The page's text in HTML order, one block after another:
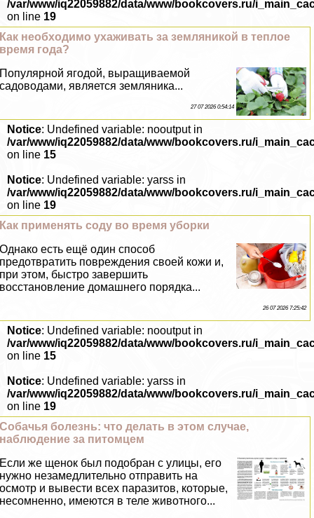
/var/www/iq22059882/data/www/bookcovers.ru/
on line 19
Как необходимо ухаживать за земляникой в теплое
время года?
Популярной ягодой, выращиваемой
садоводами, является земляника...
27 07 2026 0:54:14
Notice: Undefined variable: nooutput in
/var/www/iq22059882/data/www/bookcovers.ru/
on line 15
Notice: Undefined variable: yarss in
/var/www/iq22059882/data/www/bookcovers.ru/
on line 19
Как применять соду во время уборки
Однако есть ещё один способ
предотвратить повреждения своей кожи и,
при этом, быстро завершить
восстановление домашнего порядка...
26 07 2026 7:25:42
Notice: Undefined variable: nooutput in
/var/www/iq22059882/data/www/bookcovers.ru/
on line 15
Notice: Undefined variable: yarss in
/var/www/iq22059882/data/www/bookcovers.ru/
on line 19
Собачья болезнь: что делать в этом случае,
наблюдение за питомцем
Если же щенок был подобран с улицы, его
нужно незамедлительно отправить на
осмотр и вывести всех паразитов, которые,
несомненно, имеются в теле животного...